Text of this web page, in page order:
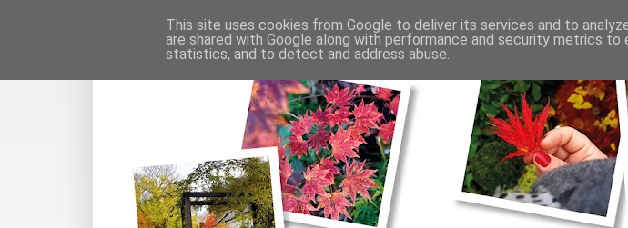
This site uses cookies from Google to deliver its services and to
are shared with Google along with performance and security metrics to
statistics, and to detect and address abuse.